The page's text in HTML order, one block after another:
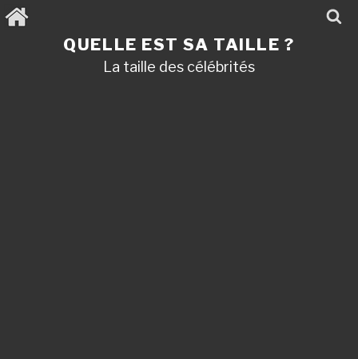
Aller
au
QUELLE EST SA TAILLE ?
La taille des célébrités